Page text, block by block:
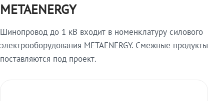
METAENERGY
Шинопровод до 1 кВ входит в номенклатуру силового
электрооборудования METAENERGY. Смежные продукты
поставляются под проект.